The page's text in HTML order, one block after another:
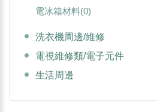
電冰箱材料(0)
洗衣機周邊/維修
電視維修類/電子元件
生活周邊